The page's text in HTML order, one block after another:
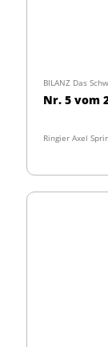
BILANZ Das
Nr. 5 vom
Ringier Axel